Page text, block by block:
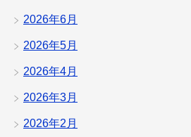
2026年6月
2026年5月
2026年4月
2026年3月
2026年2月